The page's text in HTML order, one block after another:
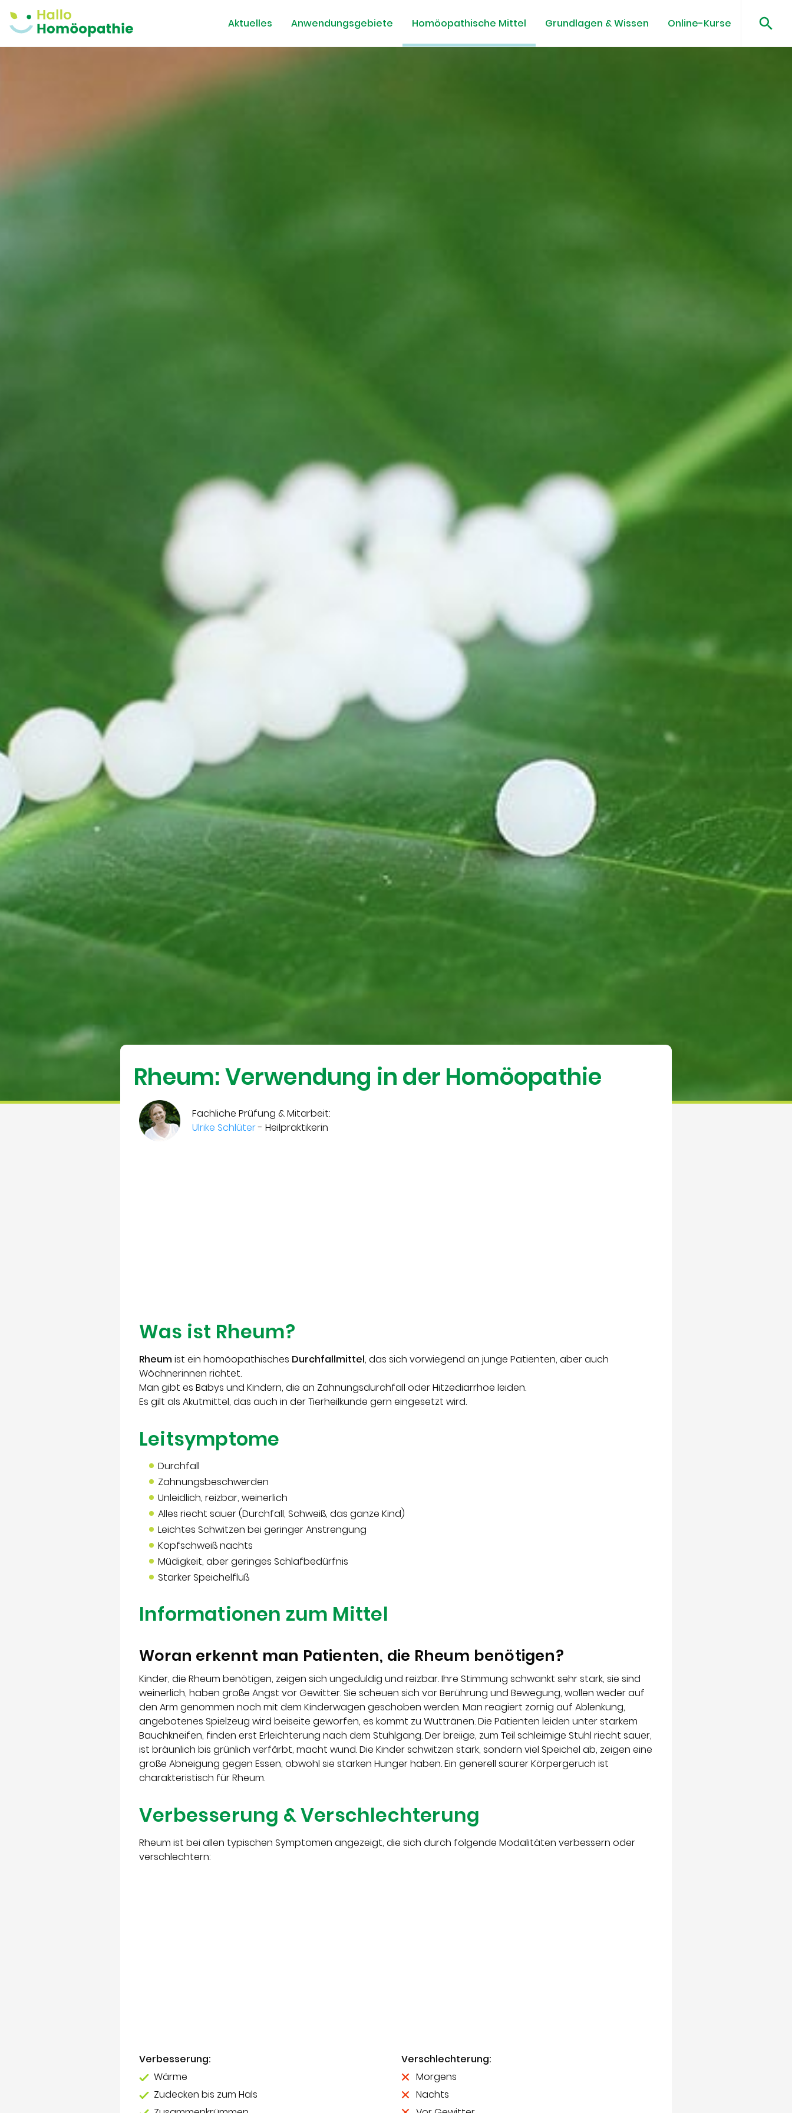
Aktuelles Anwendungsgebiete Homöopathische Mittel Grundlagen & Wissen Online-Kurse
Rheum: Verwendung in der Homöopathie
Fachliche Prüfung & Mitarbeit:
Ulrike Schlüter- Heilpraktikerin
Was ist Rheum?
Rheumist ein homöopathisches Durchfallmittel, das sich vorwiegend an junge Patienten, aber auch
Wöchnerinnen richtet.
Man gibt es Babys und Kindern, die an Zahnungsdurchfall oder Hitzediarrhoe leiden.
Es gilt als Akutmittel, das auch in der Tierheilkunde gern eingesetzt wird.
Leitsymptome
Durchfall
Zahnungsbeschwerden
Unleidlich, reizbar, weinerlich
Alles riecht sauer (Durchfall, Schweiß, das ganze Kind)
Leichtes Schwitzen bei geringer Anstrengung
Kopfschweiß nachts
Müdigkeit, aber geringes Schlafbedürfnis
Starker Speichelfluß
Informationen zum Mittel
Woran erkennt man Patienten, die Rheum benötigen?
Kinder, die Rheum benötigen, zeigen sich ungeduldig und reizbar. Ihre Stimmung schwankt sehr stark, sie sind
weinerlich, haben große Angst vor Gewitter. Sie scheuen sich vor Berührung und Bewegung, wollen weder auf
den Arm genommen noch mit dem Kinderwagen geschoben werden. Man reagiert zornig auf Ablenkung,
angebotenes Spielzeug wird beiseite geworfen, es kommt zu Wuttränen. Die Patienten leiden unter starkem
Bauchkneifen, finden erst Erleichterung nach dem Stuhlgang. Der breiige, zum Teil schleimige Stuhl riecht sauer,
ist bräunlich bis grünlich verfärbt, macht wund. Die Kinder schwitzen stark, sondern viel Speichel ab, zeigen eine
große Abneigung gegen Essen, obwohl sie starken Hunger haben. Ein generell saurer Körpergeruch ist
charakteristisch für Rheum.
Verbesserung & Verschlechterung
Rheum ist bei allen typischen Symptomen angezeigt, die sich durch folgende Modalitäten verbessern oder
verschlechtern:
Verbesserung:
Wärme
Zudecken bis zum Hals
Verschlechterung:
Morgens
Nachts